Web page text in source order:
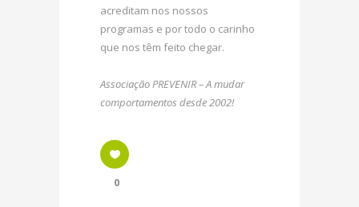
acreditam nos nossos
programas e por todo o carinho
que nos têm feito chegar.
Associação PREVENIR – A mudar
comportamentos desde 2002!
0